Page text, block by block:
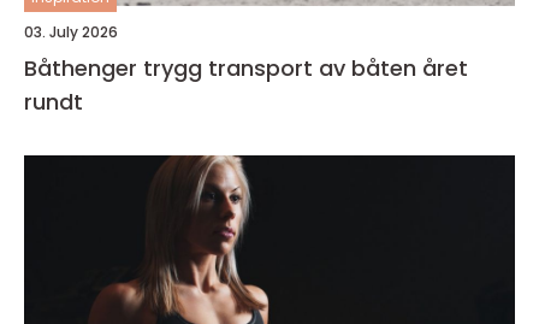
03. July 2026
Båthenger trygg transport av båten året
rundt